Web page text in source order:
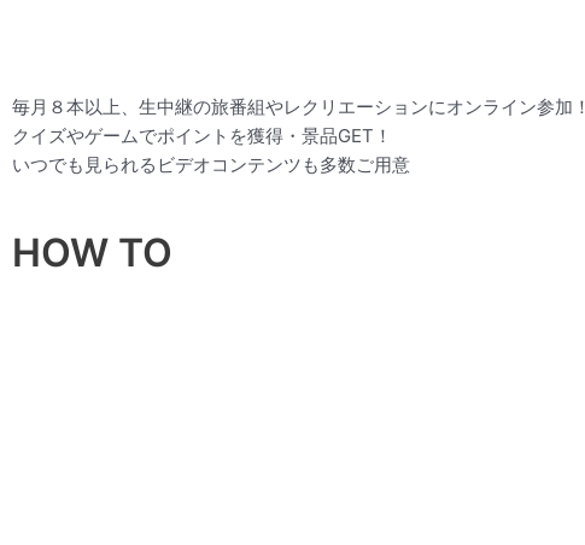
毎月８本以上、生中継の旅番組やレクリエーションにオンライン参加！
クイズやゲームでポイントを獲得・景品GET！
いつでも見られるビデオコンテンツも多数ご用意
HOW TO